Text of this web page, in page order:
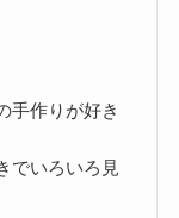
手作りが好き
でいろいろ見